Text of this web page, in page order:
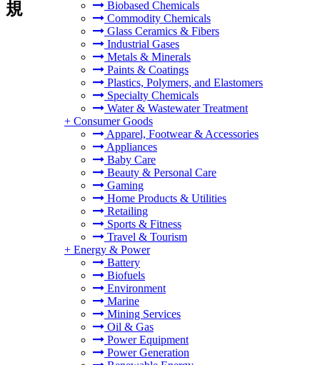
Biobased Chemicals
Commodity Chemicals
Glass Ceramics & Fibers
Industrial Gases
Metals & Minerals
Paints & Coatings
Plastics, Polymers, and Elastomers
Specialty Chemicals
Water & Wastewater Treatment
+ Consumer Goods
Apparel, Footwear & Accessories
Appliances
Baby Care
Beauty & Personal Care
Gaming
Home Products & Utilities
Retailing
Sports & Fitness
Travel & Tourism
+ Energy & Power
Battery
Biofuels
Environment
Marine
Mining Services
Oil & Gas
Power Equipment
Power Generation
規